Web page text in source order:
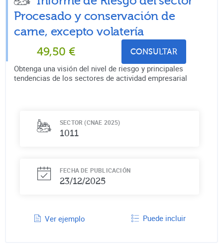
Procesado y conservación de
carne, excepto volatería
49,50 € CONSULTAR
Obtenga una visión del nivel de riesgo y principales
tendencias de los sectores de actividad empresarial
SECTOR (CNAE 2025)
1011
FECHA DE PUBLICACIÓN
23/12/2025
Ver ejemplo Puede incluir